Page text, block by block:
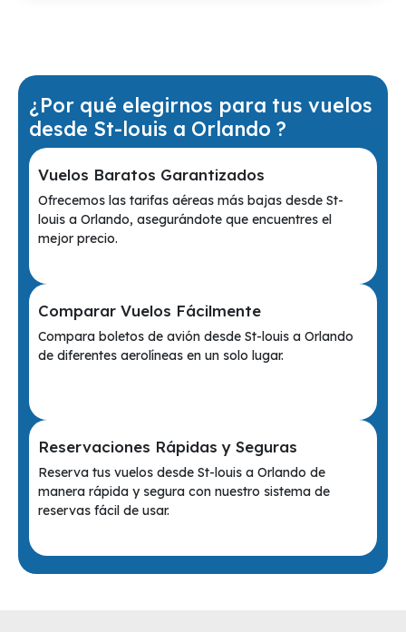
¿Por qué elegirnos para tus vuelos
desde St-louis a Orlando ?
Vuelos Baratos Garantizados
Ofrecemos las tarifas aéreas más bajas desde St-
louis a Orlando, asegurándote que encuentres el
mejor precio.
Comparar Vuelos Fácilmente
Compara boletos de avión desde St-louis a Orlando
de diferentes aerolíneas en un solo lugar.
Reservaciones Rápidas y Seguras
Reserva tus vuelos desde St-louis a Orlando de
manera rápida y segura con nuestro sistema de
reservas fácil de usar.